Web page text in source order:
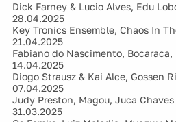
Dick Farney & Lucio Alves, Edu
28.04.2025
Key Tronics Ensemble, Chaos In
21.04.2025
Fabiano do Nascimento, Bocaraca,
14.04.2025
Diogo Strausz & Kai Alce, Gossen
07.04.2025
Judy Preston, Magou, Juca Chaves
31.03.2025